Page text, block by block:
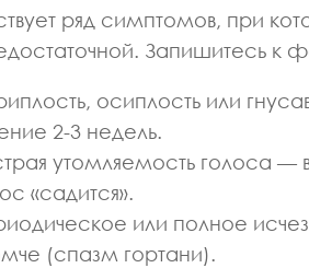
ряд симптомов, при
Запишитесь к
осиплость или
2-3 недель.
утомляемость голоса —
«садится».
или полное
(спазм гортани).